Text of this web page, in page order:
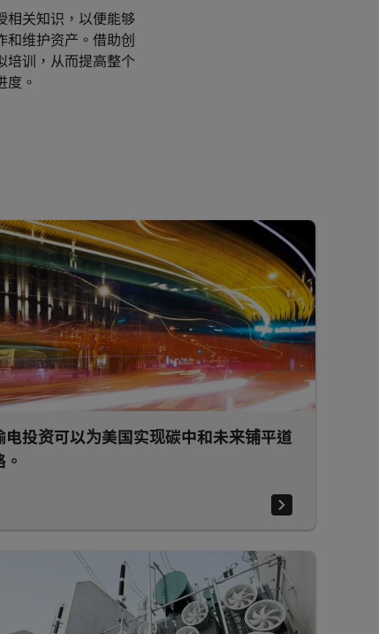
相关知识，以便能够
和维护资产。借助创
培训，从而提高整个
度。
电投资可以为美国实现碳中和未来铺平道
。